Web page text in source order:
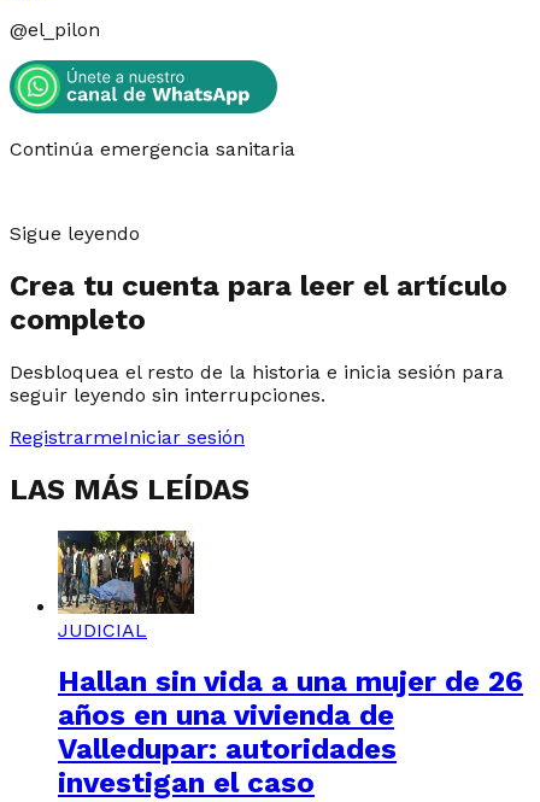
@el_pilon
Continúa emergencia sanitaria
Sigue leyendo
Crea tu cuenta para leer el artículo
completo
Desbloquea el resto de la historia e inicia sesión para
seguir leyendo sin interrupciones.
RegistrarmeIniciar sesión
LAS MÁS LEÍDAS
JUDICIAL
Hallan sin vida a una mujer de 26
años en una vivienda de
Valledupar: autoridades
investigan el caso